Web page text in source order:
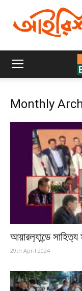
Monthly
আয়ারল‍্যান্ডে
29th April 2024